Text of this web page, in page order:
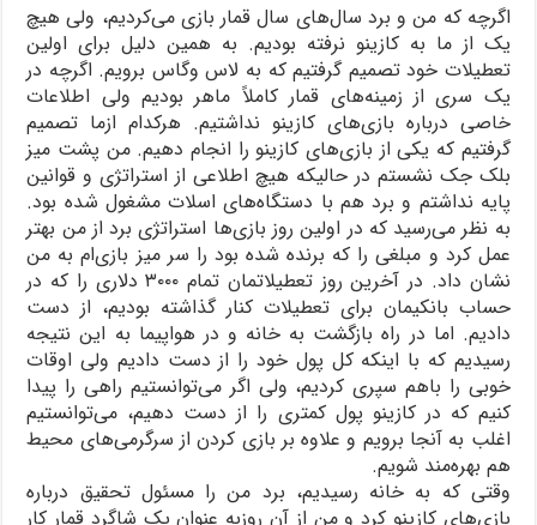
اگرچه که من و برد سال‌های سال قمار بازی می‌کردیم، ولی هیچ
یک از ما به کازینو نرفته بودیم. به همین دلیل برای اولین
تعطیلات خود تصمیم گرفتیم که به لاس وگاس برویم. اگرچه در
یک سری از زمینه‌های قمار کاملاً ماهر بودیم ولی اطلاعات
خاصی درباره بازی‌های کازینو نداشتیم. هرکدام ازما تصمیم
گرفتیم که یکی از بازی‌های کازینو را انجام دهیم. من پشت میز
بلک جک نشستم در حالیکه هیچ اطلاعی از استراتژی و قوانین
پایه نداشتم و برد هم با دستگاه‌های اسلات مشغول شده بود.
به نظر می‌رسید که در اولین روز بازی‌ها استراتژی برد از من بهتر
عمل کرد و مبلغی را که برنده شده بود را سر میز بازی‌ام به من
نشان داد. در آخرین روز تعطیلاتمان تمام ۳۰۰۰ دلاری را که در
حساب بانکیمان برای تعطیلات کنار گذاشته بودیم، از دست
دادیم. اما در راه بازگشت به خانه و در هواپیما به این نتیجه
رسیدیم که با اینکه کل پول خود را از دست دادیم ولی اوقات
خوبی را باهم سپری کردیم، ولی اگر می‌توانستیم راهی را پیدا
کنیم که در کازینو پول کمتری را از دست دهیم، می‌توانستیم
اغلب به آنجا برویم و علاوه بر بازی کردن از سرگرمی‌های محیط
هم بهره‌مند شویم.
وقتی که به خانه رسیدیم، برد من را مسئول تحقیق درباره
بازی‌های کازینو کرد و من از آن روزبه عنوان یک شاگرد قمار کار